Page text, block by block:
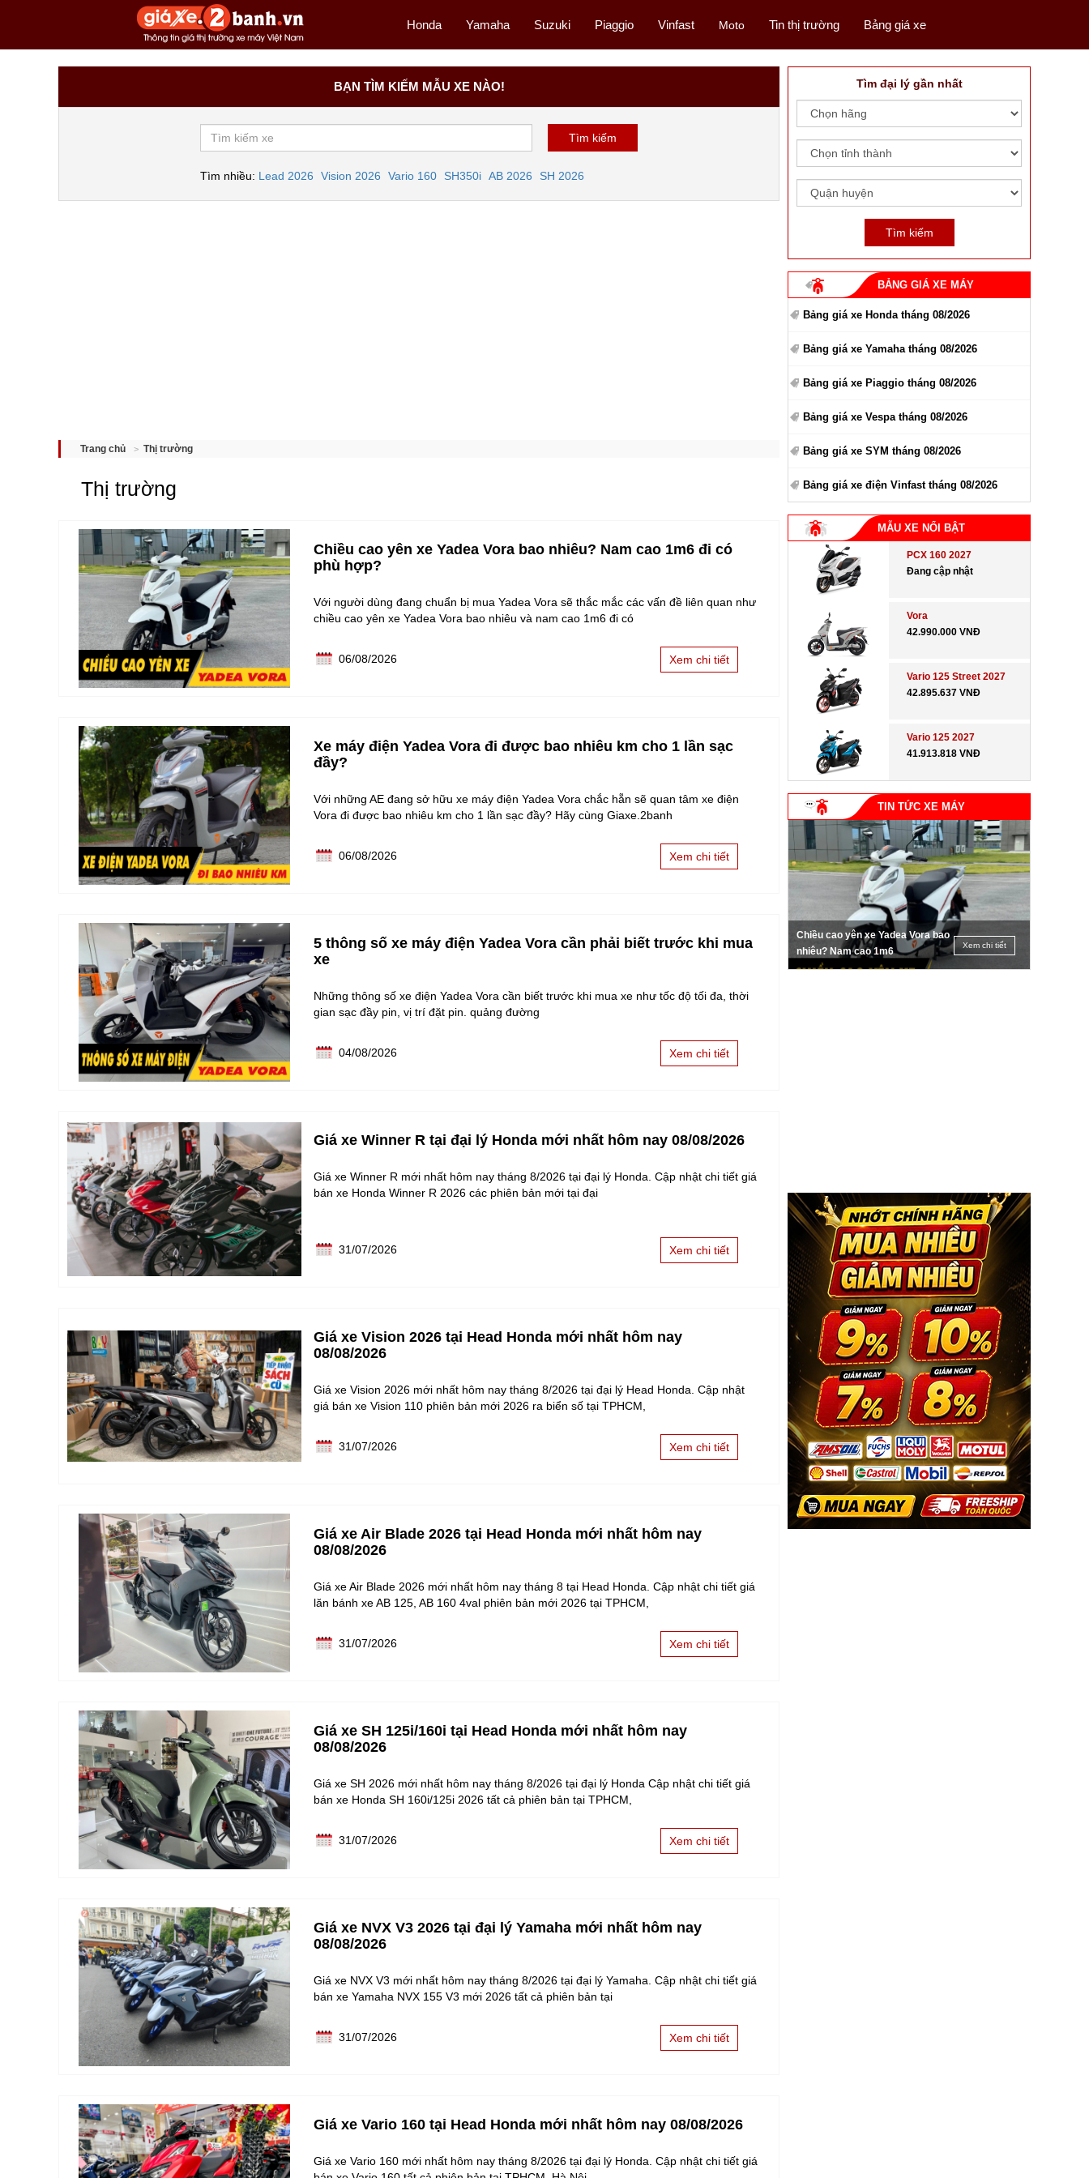
Honda Yamaha Suzuki Piaggio Vinfast Moto Tin thị trường Bảng giá xe
BẠN TÌM KIẾM MẪU XE NÀO!
Tìm nhiều: Lead 2026 Vision 2026 Vario 160 SH350i AB 2026 SH 2026
Trang chủ Thị trường
Thị trường
Chiều cao yên xe Yadea Vora bao nhiêu? Nam cao 1m6 đi có
phù hợp?
Với người dùng đang chuẩn bị mua Yadea Vora sẽ thắc mắc các vấn đề liên quan như
chiều cao yên xe Yadea Vora bao nhiêu và nam cao 1m6 đi có
Xem chi tiết
06/08/2026
Xe máy điện Yadea Vora đi được bao nhiêu km cho 1 lần sạc
đầy?
Với những AE đang sở hữu xe máy điện Yadea Vora chắc hẵn sẽ quan tâm xe điện
Vora đi được bao nhiêu km cho 1 lần sạc đầy? Hãy cùng Giaxe.2banh
Xem chi tiết
06/08/2026
5 thông số xe máy điện Yadea Vora cần phải biết trước khi mua
xe
Những thông số xe điện Yadea Vora cần biết trước khi mua xe như tốc độ tối đa, thời
gian sạc đầy pin, vị trí đặt pin. quảng đường
Xem chi tiết
04/08/2026
Giá xe Winner R tại đại lý Honda mới nhất hôm nay 08/08/2026
Giá xe Winner R mới nhất hôm nay tháng 8/2026 tại đại lý Honda. Cập nhật chi tiết giá
bán xe Honda Winner R 2026 các phiên bản mới tại đại
Xem chi tiết
31/07/2026
Giá xe Vision 2026 tại Head Honda mới nhất hôm nay
08/08/2026
Giá xe Vision 2026 mới nhất hôm nay tháng 8/2026 tại đại lý Head Honda. Cập nhật
giá bán xe Vision 110 phiên bản mới 2026 ra biển số tại TPHCM,
Xem chi tiết
31/07/2026
Giá xe Air Blade 2026 tại Head Honda mới nhất hôm nay
08/08/2026
Giá xe Air Blade 2026 mới nhất hôm nay tháng 8 tại Head Honda. Cập nhật chi tiết giá
lăn bánh xe AB 125, AB 160 4val phiên bản mới 2026 tại TPHCM,
Xem chi tiết
31/07/2026
Giá xe SH 125i/160i tại Head Honda mới nhất hôm nay
08/08/2026
Giá xe SH 2026 mới nhất hôm nay tháng 8/2026 tại đại lý Honda Cập nhật chi tiết giá
bán xe Honda SH 160i/125i 2026 tất cả phiên bản tại TPHCM,
Xem chi tiết
31/07/2026
Giá xe NVX V3 2026 tại đại lý Yamaha mới nhất hôm nay
08/08/2026
Giá xe NVX V3 mới nhất hôm nay tháng 8/2026 tại đại lý Yamaha. Cập nhật chi tiết giá
bán xe Yamaha NVX 155 V3 mới 2026 tất cả phiên bản tại
Xem chi tiết
31/07/2026
Giá xe Vario 160 tại Head Honda mới nhất hôm nay 08/08/2026
Giá xe Vario 160 mới nhất hôm nay tháng 8/2026 tại đại lý Honda. Cập nhật chi tiết giá
Tìm đại lý gần nhất
BẢNG GIÁ XE MÁY
Bảng giá xe Honda tháng 08/2026
Bảng giá xe Yamaha tháng 08/2026
Bảng giá xe Piaggio tháng 08/2026
Bảng giá xe Vespa tháng 08/2026
Bảng giá xe SYM tháng 08/2026
Bảng giá xe điện Vinfast tháng 08/2026
MẪU XE NỔI BẬT
PCX 160 2027
Đang cập nhật
Vora
42.990.000 VNĐ
Vario 125 Street 2027
42.895.637 VNĐ
Vario 125 2027
41.913.818 VNĐ
TIN TỨC XE MÁY
Chiều cao yên xe Yadea Vora bao
nhiêu? Nam cao 1m6
Xem chi tiết